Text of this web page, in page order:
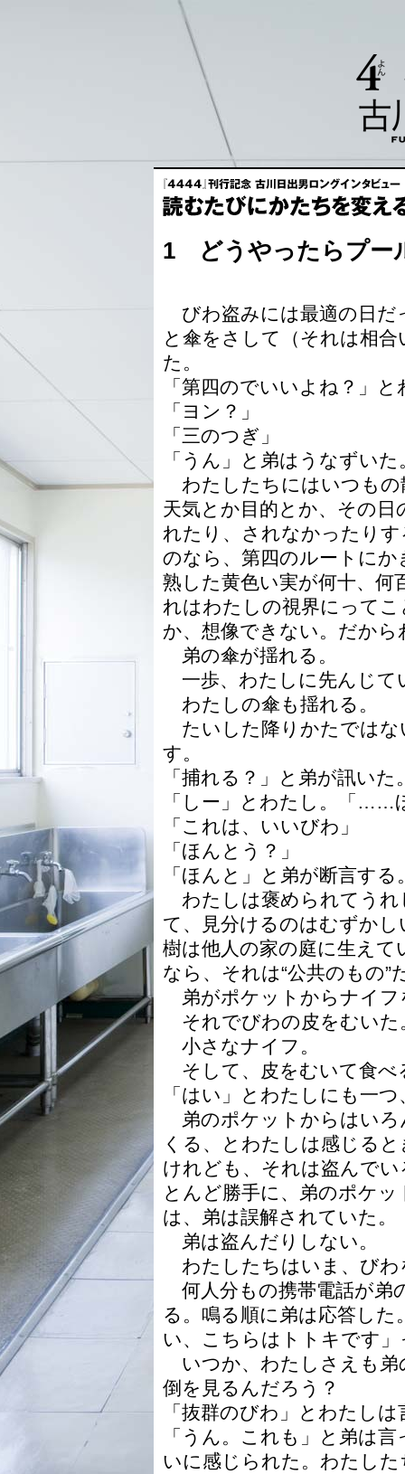
1 どうやったらプー
びわ盗みには最適の日だ
と傘をさして（それは相
た。
「第四のでいいよね？」
「ヨン？」
「三のつぎ」
「うん」と弟はうなずいた
わたしたちにはいつもの
天気とか目的とか、その
れたり、されなかったり
のなら、第四のルートに
熟した黄色い実が何十、
れはわたしの視界にって
か、想像できない。だか
弟の傘が揺れる。
一歩、わたしに先んじて
わたしの傘も揺れる。
たいした降りかたではな
す。
「捕れる？」と弟が訊いた
「しー」とわたし。「……
「これは、いいびわ」
「ほんとう？」
「ほんと」と弟が断言する
わたしは褒められてうれ
て、見分けるのはむずか
樹は他人の家の庭に生え
なら、それは“公共のもの
弟がポケットからナイフ
それでびわの皮をむいた
小さなナイフ。
そして、皮をむいて食べ
「はい」とわたしにも一
弟のポケットからはいろ
くる、とわたしは感じる
けれども、それは盗んで
とんど勝手に、弟のポケ
は、弟は誤解されていた。
弟は盗んだりしない。
わたしたちはいま、びわ
何人分もの携帯電話が弟
る。鳴る順に弟は応答し
い、こちらはトトキです」
いつか、わたしさえも弟
倒を見るんだろう？
「抜群のびわ」とわたし
「うん。これも」と弟は
いに感じられた。わたし